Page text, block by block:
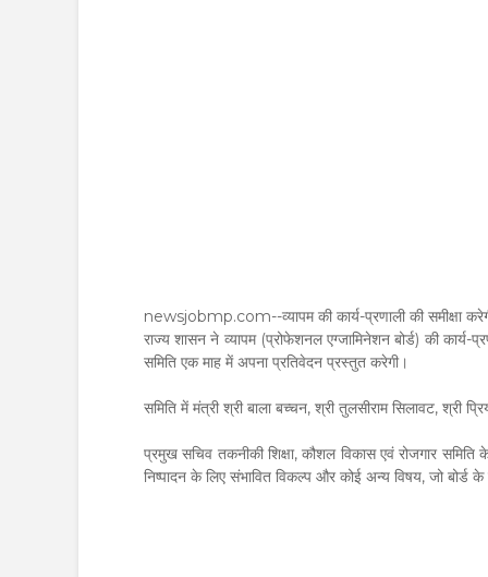
newsjobmp.com--व्यापम की कार्य-प्रणाली की समीक्षा
राज्य शासन ने व्यापम (प्रोफेशनल एग्जामिनेशन बोर्ड) की कार्य-
समिति एक माह में अपना प्रतिवेदन प्रस्तुत करेगी।
समिति में मंत्री श्री बाला बच्चन, श्री तुलसीराम सिलावट, श्री
प्रमुख सचिव तकनीकी शिक्षा, कौशल विकास एवं रोजगार समिति के
निष्पादन के लिए संभावित विकल्प और कोई अन्य विषय, जो बोर्ड के